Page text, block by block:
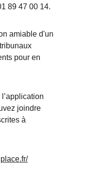
89 47 00 14.
amiable d'un
pour en
joindre
à